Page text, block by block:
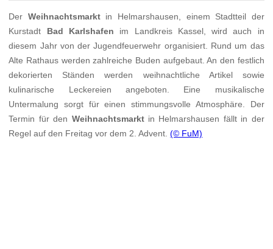
Der Weihnachtsmarktin Helmarshausen, einem Stadtteil der
Kurstadt Bad Karlshafen im Landkreis Kassel, wird auch in
diesem Jahr von der Jugendfeuerwehr organisiert. Rund um das
Alte Rathaus werden zahlreiche Buden aufgebaut. An den festlich
dekorierten Ständen werden weihnachtliche Artikel sowie
kulinarische Leckereien angeboten. Eine musikalische
Untermalung sorgt für einen stimmungsvolle Atmosphäre. Der
Termin für den Weihnachtsmarktin Helmarshausen fällt in der
Regel auf den Freitag vor dem 2. Advent.(© FuM)